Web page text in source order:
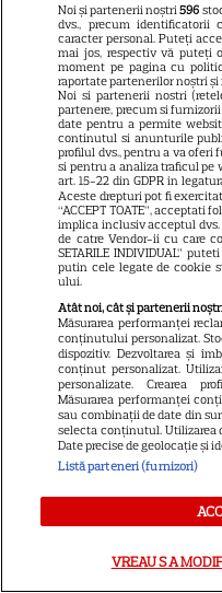
5
Eli
11
Noi și partenerii noștri596
dvs., precum identificatorii
caracter personal. Puteți
mai jos, respectiv vă puteți
moment pe pagina cu
raportate partenerilor noștri și
Noi si partenerii nostri
partenere, precum si
date pentru a permite
continutul si anunturile
profilul dvs., pentru a va
si pentru a analiza traficul pe
art. 15-22 din GDPR in
Aceste drepturi pot fi
“ACCEPT TOATE”, acceptati
implica inclusiv acceptul
de catre Vendor-ii cu care
SETARILE INDIVIDUAL”
putin cele legate de cookie
ului.
Atât noi, cât și partenerii
Măsurarea performanței
conținutului personalizat.
dispozitiv. Dezvoltarea și
conținut personalizat.
personalizate. Crearea
Măsurarea performanței
sau combinații de date din
selecta conținutul. Utilizarea
Date precise de geolocație și
Listă parteneri (furnizori)
VREAU SA